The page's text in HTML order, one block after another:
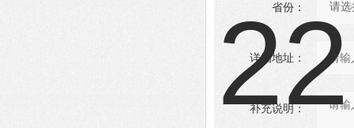
省份：
详细地址：
补充说明：